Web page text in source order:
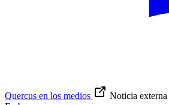
Quercus en los medios Noticia externa